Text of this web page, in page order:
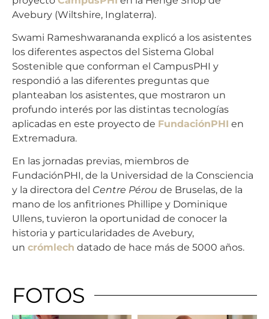
Avebury (Wiltshire, Inglaterra).
Swami Rameshwarananda explicó a los asistentes
los diferentes aspectos del Sistema Global
Sostenible que conforman el CampusPHI y
respondió a las diferentes preguntas que
planteaban los asistentes, que mostraron un
profundo interés por las distintas tecnologías
aplicadas en este proyecto de FundaciónPHI en
Extremadura.
En las jornadas previas, miembros de
FundaciónPHI, de la Universidad de la Consciencia
y la directora del Centre Pérou de Bruselas, de la
mano de los anfitriones Phillipe y Dominique
Ullens, tuvieron la oportunidad de conocer la
historia y particularidades de Avebury,
un crómlech datado de hace más de 5000 años.
FOTOS